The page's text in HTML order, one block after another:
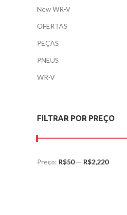
New WR-V
OFERTAS
PEÇAS
PNEUS
WR-V
FILTRAR POR PREÇO
Preço: R$50— R$2,220